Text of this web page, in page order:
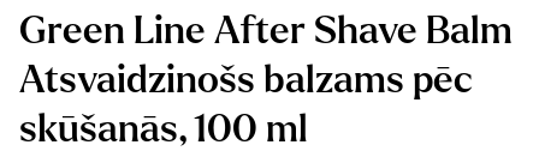
Green Line After Shave Balm
Atsvaidzinošs balzams pēc
skūšanās, 100 ml